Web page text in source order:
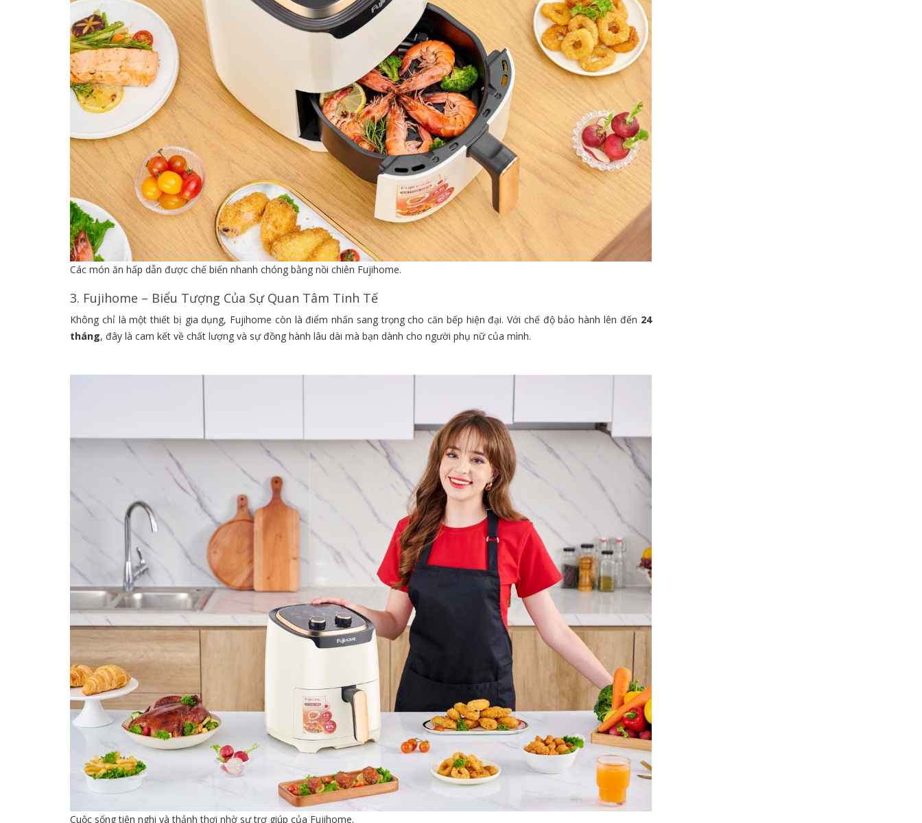
Các món ăn hấp dẫn được chế biến nhanh chóng bằng nồi chiên Fujihome.
3. Fujihome – Biểu Tượng Của Sự Quan Tâm Tinh Tế
Không chỉ là một thiết bị gia dụng, Fujihome còn là điểm nhấn sang trọng cho căn bếp hiện đại. Với chế độ bảo hành lên đến 24
tháng, đây là cam kết về chất lượng và sự đồng hành lâu dài mà bạn dành cho người phụ nữ của mình.
Cuộc sống tiện nghi và thảnh thơi nhờ sự trợ giúp của Fujihome.